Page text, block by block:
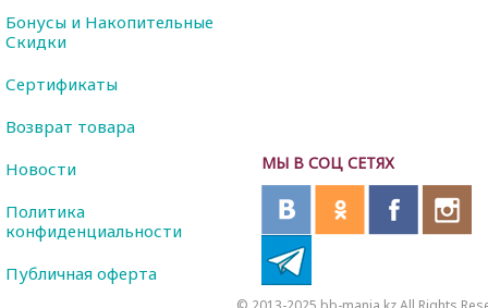
МЫ В СОЦ СЕТЯХ
Бонусы и Накопительные
Скидки
Сертификаты
Возврат товара
Новости
Политика
конфиденциальности
Публичная оферта